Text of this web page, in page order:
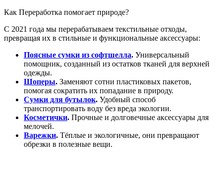
Как Переработка помогает природе?
С 2021 года мы перерабатываем текстильные отходы,
превращая их в стильные и функциональные аксессуары:
Поясные сумки из софтшелла. Универсальный
помощник, созданный из остатков тканей для верхней
одежды.
Шоперы. Заменяют сотни пластиковых пакетов,
помогая сократить их попадание в природу.
Сумки для бутылок. Удобный способ
транспортировать воду без вреда экологии.
Косметички. Прочные и долговечные аксессуары для
мелочей.
Варежки. Тёплые и экологичные, они превращают
обрезки в полезные вещи.